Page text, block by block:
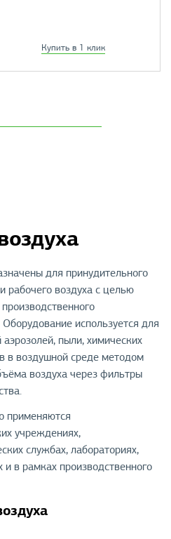
Купить в 1 клик
для принудительного
рабочего воздуха с целью
используется для
пыли, химических
в воздушной среде методом
воздуха через фильтры
применяются
учреждениях,
службах, лабораториях,
в рамках производственного